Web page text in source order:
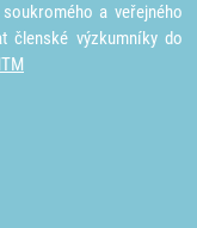
a veřejného
členské výzkumníky do